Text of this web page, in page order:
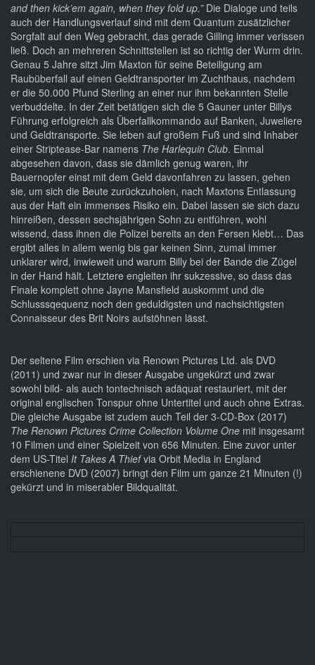
and then kick’em again, when they fold up.” Die Dialoge und teils
auch der Handlungsverlauf sind mit dem Quantum zusätzlicher
Sorgfalt auf den Weg gebracht, das gerade Gilling immer verissen
ließ. Doch an mehreren Schnittstellen ist so richtig der Wurm drin.
Genau 5 Jahre sitzt Jim Maxton für seine Beteiligung am
Raubüberfall auf einen Geldtransporter im Zuchthaus, nachdem
er die 50.000 Pfund Sterling an einer nur ihm bekannten Stelle
verbuddelte. In der Zeit betätigen sich die 5 Gauner unter Billys
Führung erfolgreich als Überfallkommando auf Banken, Juweliere
und Geldtransporte. Sie leben auf großem Fuß und sind Inhaber
einer Striptease-Bar namens The Harlequin Club. Einmal
abgesehen davon, dass sie dämlich genug waren, ihr
Bauernopfer einst mit dem Geld davonfahren zu lassen, gehen
sie, um sich die Beute zurückzuholen, nach Maxtons Entlassung
aus der Haft ein immenses Risiko ein. Dabei lassen sie sich dazu
hinreißen, dessen sechsjährigen Sohn zu entführen, wohl
wissend, dass ihnen die Polizei bereits an den Fersen klebt… Das
ergibt alles in allem wenig bis gar keinen Sinn, zumal immer
unklarer wird, inwieweit und warum Billy bei der Bande die Zügel
in der Hand hält. Letztere engleiten ihr sukzessive, so dass das
Finale komplett ohne Jayne Mansfield auskommt und die
Schlusssqequenz noch den geduldigsten und nachsichtigsten
Connaisseur des Brit Noirs aufstöhnen lässt.
Der seltene Film erschien via Renown Pictures Ltd. als DVD
(2011) und zwar nur in dieser Ausgabe ungekürzt und zwar
sowohl bild- als auch tontechnisch adäquat restauriert, mit der
original englischen Tonspur ohne Untertitel und auch ohne Extras.
Die gleiche Ausgabe ist zudem auch Teil der 3-CD-Box (2017)
The Renown Pictures Crime Collection Volume One mit insgesamt
10 Filmen und einer Spielzeit von 656 Minuten. Eine zuvor unter
dem US-Titel It Takes A Thiefvia Orbit Media in England
erschienene DVD (2007) bringt den Film um ganze 21 Minuten (!)
gekürzt und in miserabler Bildqualität.